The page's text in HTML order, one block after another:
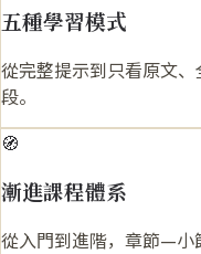
五種學習模式
從完整提示到只看原文
段。
🧭
漸進課程體系
從入門到進階，章節—小